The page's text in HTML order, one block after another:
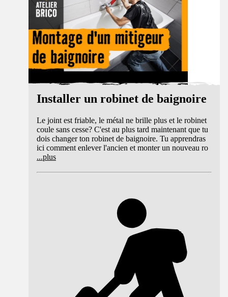
Installer un robinet de baignoire
Le joint est friable, le métal ne brille plus et le robinet
coule sans cesse? C'est au plus tard maintenant que tu
dois changer ton robinet de baignoire. Tu apprendras
ici comment enlever l'ancien et monter un nouveau ro
...plus